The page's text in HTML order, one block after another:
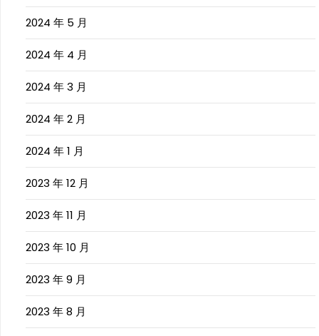
2024 年 5 月
2024 年 4 月
2024 年 3 月
2024 年 2 月
2024 年 1 月
2023 年 12 月
2023 年 11 月
2023 年 10 月
2023 年 9 月
2023 年 8 月